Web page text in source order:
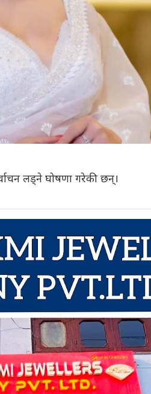
लड्ने घोषणा गरेकी छन्।